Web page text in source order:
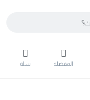
المفضلة سلة